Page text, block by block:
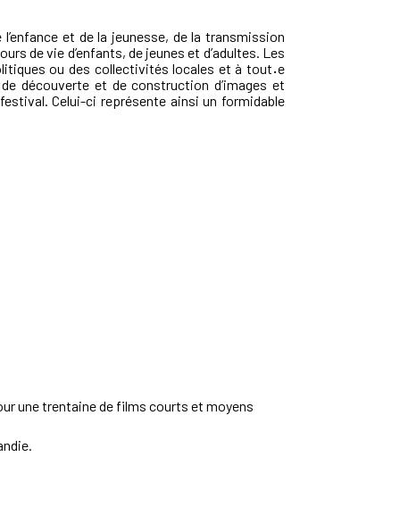
et de la jeunesse, de la transmission
de vie d’enfants, de jeunes et d’adultes. Les
ou des collectivités locales et à tout·e
découverte et de construction d’images et
Celui-ci représente ainsi un formidable
une trentaine de films courts et moyens